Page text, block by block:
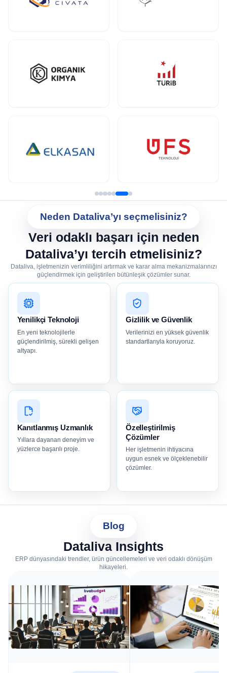
Neden Dataliva’yı seçmelisiniz?
Veri odaklı başarı için neden
Dataliva’yı tercih etmelisiniz?
Dataliva, işletmenizin verimliliğini artırmak ve karar alma mekanizmalarınızı
güçlendirmek için geliştirilen bütünleşik çözümler sunar.
Yenilikçi Teknoloji
En yeni teknolojilerle
güçlendirilmiş, sürekli gelişen
altyapı.
Gizlilik ve Güvenlik
Verilerinizi en yüksek güvenlik
standartlarıyla koruyoruz.
Kanıtlanmış Uzmanlık
Yıllara dayanan deneyim ve
yüzlerce başarılı proje.
Özelleştirilmiş
Çözümler
Her işletmenin ihtiyacına
uygun esnek ve ölçeklenebilir
çözümler.
Blog
Dataliva Insights
ERP dünyasındaki trendler, ürün güncellemeleri ve veri odaklı dönüşüm
hikayeleri.